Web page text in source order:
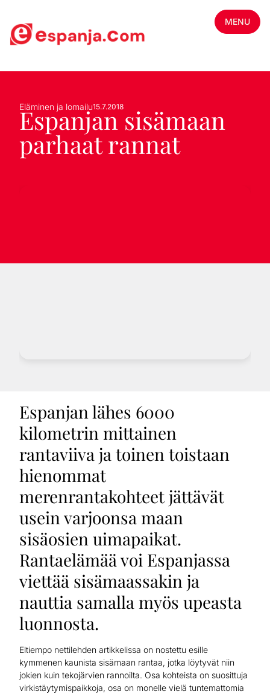
MENU
Eläminen ja lomailu15.7.2018
Espanjan sisämaan
parhaat rannat
Espanjan lähes 6000
kilometrin mittainen
rantaviiva ja toinen toistaan
hienommat
merenrantakohteet jättävät
usein varjoonsa maan
sisäosien uimapaikat.
Rantaelämää voi Espanjassa
viettää sisämaassakin ja
nauttia samalla myös upeasta
luonnosta.
Eltiempo nettilehden artikkelissa on nostettu esille
kymmenen kaunista sisämaan rantaa, jotka löytyvät niin
jokien kuin tekojärvien rannoilta. Osa kohteista on suosittuja
virkistäytymispaikkoja, osa on monelle vielä tuntemattomia